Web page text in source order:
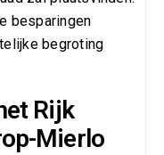
besparingen
begroting
Rijk
Mierlo